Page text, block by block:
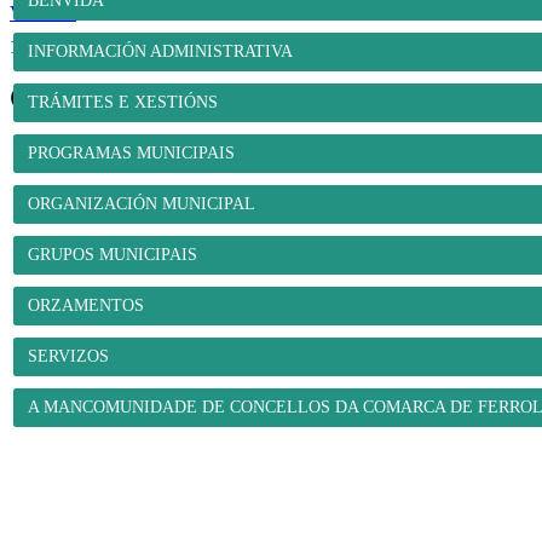
Ver máis
1
234567...16 17 >>
O Concello
INFORMACIÓN ADMINISTRATIVA
TRÁMITES E XESTIÓNS
PROGRAMAS MUNICIPAIS
ORGANIZACIÓN MUNICIPAL
GRUPOS MUNICIPAIS
ORZAMENTOS
SERVIZOS
A MANCOMUNIDADE DE CONCELLOS DA COMARCA DE FERROL